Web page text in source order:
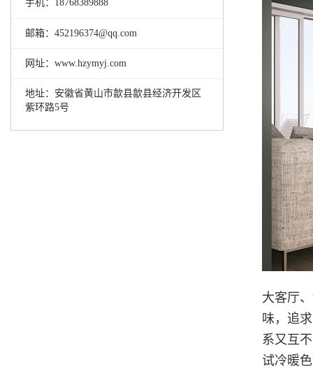
手机：18768389888
邮箱：452196374@qq.com
网址：www.hzymyj.com
地址：安徽省黄山市歙县歙县经济开发区
紫环路5号
大客厅
味，追
系又互
试冷暖